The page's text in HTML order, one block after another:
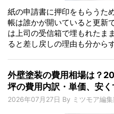
紙の申請書に押印をもらうた
帳は誰かが開いていると更新
は上司の受信箱で埋もれたま
ると差し戻しの理由も分から
外壁塗装の費用相場は？
坪の費用内訳・単価、安
2026年07月27日 By ミツモア編